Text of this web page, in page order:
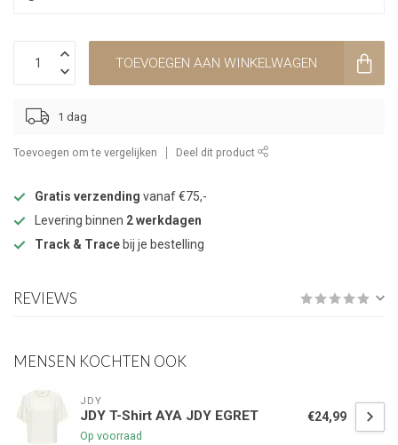
TOEVOEGEN AAN WINKELWAGEN
1 dag
Toevoegen om te vergelijken Deel dit product
Gratis verzending vanaf €75,-
Levering binnen 2 werkdagen
Track & Trace bij je bestelling
REVIEWS
MENSEN KOCHTEN OOK
JDY
JDY T-Shirt AYA JDY EGRET
Op voorraad
€24,99